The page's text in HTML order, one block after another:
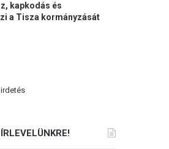
kapkodás és
a Tisza kormányzását